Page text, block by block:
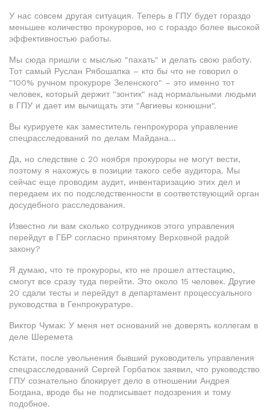
У нас совсем другая ситуация. Теперь в ГПУ будет гораздо
меньшее количество прокуроров, но с гораздо более высокой
эффективностью работы.
Мы сюда пришли с мыслью "пахать" и делать свою работу.
Тот самый Руслан Рябошапка – кто бы что не говорил о
"100% ручном прокуроре Зеленского" – это именно тот
человек, который держит "зонтик" над нормальными людьми
в ГПУ и дает им вычищать эти "Авгиевы конюшни".
Вы курируете как заместитель генпрокурора управление
спецрасследований по делам Майдана...
Да, но следствие с 20 ноября прокуроры не могут вести,
поэтому я нахожусь в позиции такого себе аудитора. Мы
сейчас еще проводим аудит, инвентаризацию этих дел и
передаем их по подследственности в соответствующий орган
досудебного расследования.
Известно ли вам сколько сотрудников этого управления
перейдут в ГБР согласно принятому Верховной радой
закону?
Я думаю, что те прокуроры, кто не прошел аттестацию,
смогут все сразу туда перейти. Это около 15 человек. Другие
20 сдали тесты и перейдут в департамент процессуального
руководства в Генпрокуратуре.
Виктор Чумак: У меня нет оснований не доверять коллегам в
деле Шеремета
Кстати, после увольнения бывший руководитель управления
спецрасследований Сергей Горбатюк заявил, что руководство
ГПУ сознательно блокирует дело в отношении Андрея
Богдана, вроде бы не подписывает подозрения и тому
подобное.